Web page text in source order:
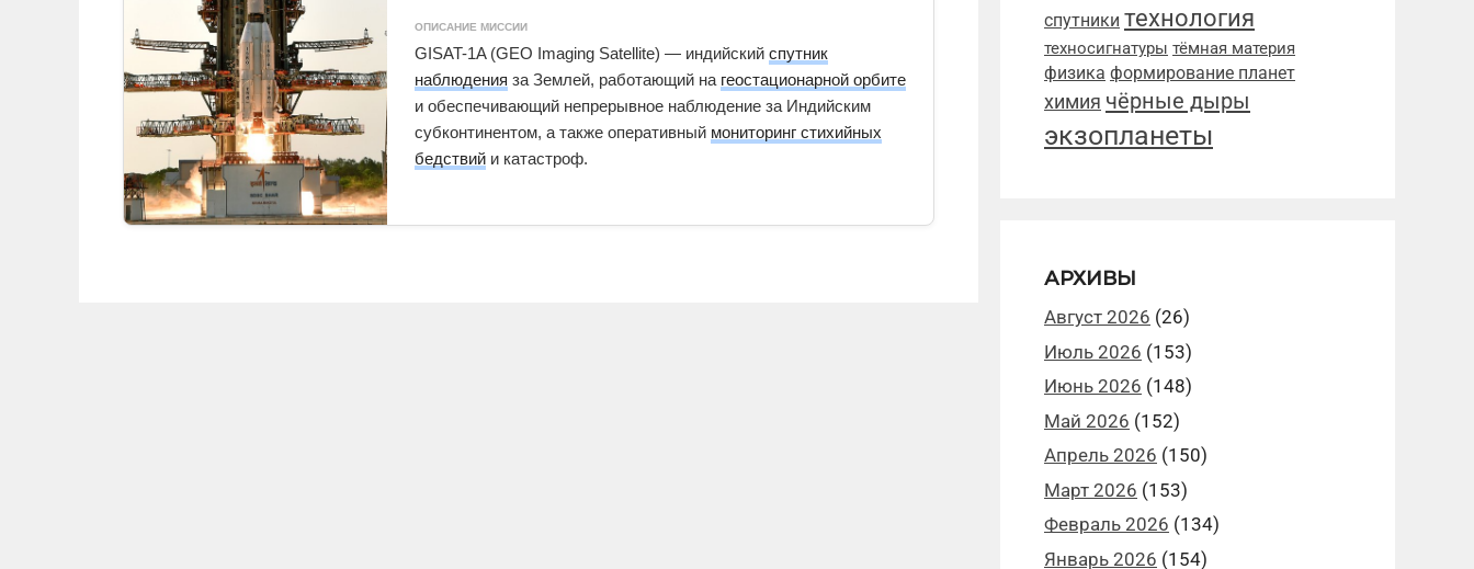
ОПИСАНИЕ МИССИИ
GISAT-1A (GEO Imaging Satellite) — индийский спутник
наблюдения за Землей, работающий на геостационарной орбите
и обеспечивающий непрерывное наблюдение за Индийским
субконтинентом, а также оперативный мониторинг стихийных
бедствий и катастроф.
спутники технология
техносигнатуры тёмная материя
физика формирование планет
химия чёрные дыры
экзопланеты
АРХИВЫ
Август 2026 (26)
Июль 2026 (153)
Июнь 2026 (148)
Май 2026 (152)
Апрель 2026 (150)
Март 2026 (153)
Февраль 2026 (134)
Январь 2026 (154)